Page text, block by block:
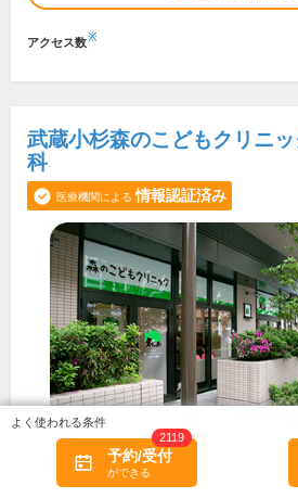
アクセス数※
武蔵小杉森のこどもクリニ
科
医療機関による 情報認証済み
所在地・電話番号
予約/受付
2119